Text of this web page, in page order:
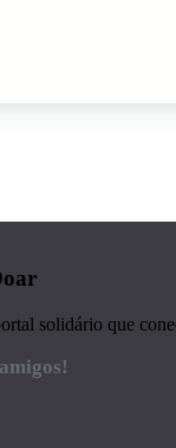
solidário que